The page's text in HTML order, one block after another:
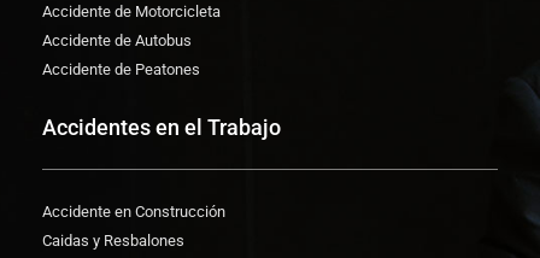
Accidente de Motorcicleta
Accidente de Autobus
Accidente de Peatones
Accidentes en el Trabajo
Accidente en Construcción
Caidas y Resbalones